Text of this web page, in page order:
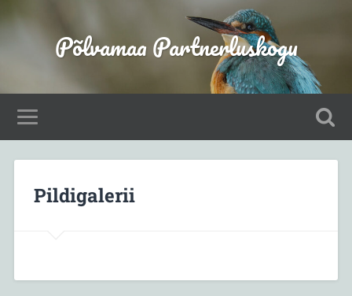
Põlvamaa Partnerluskogu
Pildigalerii